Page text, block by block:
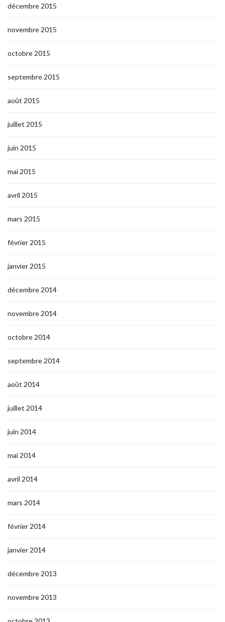
décembre 2015
novembre 2015
octobre 2015
septembre 2015
août 2015
juillet 2015
juin 2015
mai 2015
avril 2015
mars 2015
février 2015
janvier 2015
décembre 2014
novembre 2014
octobre 2014
septembre 2014
août 2014
juillet 2014
juin 2014
mai 2014
avril 2014
mars 2014
février 2014
janvier 2014
décembre 2013
novembre 2013